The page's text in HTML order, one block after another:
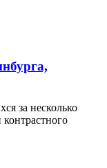
за несколько